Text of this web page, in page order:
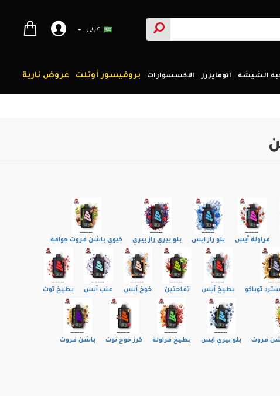
عربي
الشيشه اتومايزرز الاكسسوارات بروفيسور أوتلت عروض نارية
فراولة آيس بلو راز ايس بلو بيري راز بيري كيوي باشن فروت جوافة
توباكو بطيخ آيس تفاحتين خوخ آيس عنب آيس بطيخ توت
فروت بلو بيري ايس بطيخ فراولة كرز خوخ توت باشن فروت